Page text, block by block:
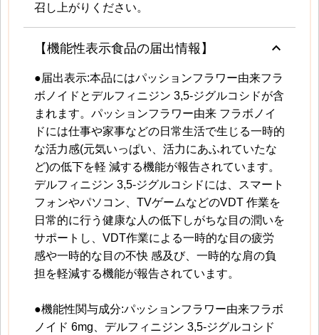
召し上がりください。
【機能性表示食品の届出情報】 keyboard_arrow_up
●届出表示:本品にはパッションフラワー由来フラ
ボノイドとデルフィニジン 3,5-ジグルコシドが含
まれます。パッションフラワー由来 フラボノイ
ドには仕事や家事などの日常生活で生じる一時的
な活力感(元気いっぱい、活力にあふれていたな
ど)の低下を軽 減する機能が報告されています。
デルフィニジン 3,5-ジグルコシドには、スマート
フォンやパソコン、TVゲームなどのVDT 作業を
日常的に行う健康な人の低下しがちな目の潤いを
サポートし、VDT作業による一時的な目の疲労
感や一時的な目の不快 感及び、一時的な肩の負
担を軽減する機能が報告されています。
●機能性関与成分:パッションフラワー由来フラボ
ノイド 6mg、デルフィニジン 3,5-ジグルコシド